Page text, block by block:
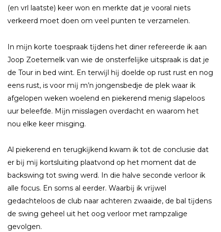
(en vrl laatste) keer won en merkte dat je vooral niets
verkeerd moet doen om veel punten te verzamelen.
In mĳn korte toespraak tĳdens het diner refereerde ik aan
Joop Zoetemelk van wie de onsterfelĳke uitspraak is dat je
de Tour in bed wint. En terwĳl hĳ doelde op rust rust en nog
eens rust, is voor mĳ m’n jongensbedje de plek waar ik
afgelopen weken woelend en piekerend menig slapeloos
uur beleefde. Mĳn misslagen overdacht en waarom het
nou elke keer misging.
Al piekerend en terugkĳkend kwam ik tot de conclusie dat
er bĳ mĳ kortsluiting plaatvond op het moment dat de
backswing tot swing werd. In die halve seconde verloor ik
alle focus. En soms al eerder. Waarbĳ ik vrĳwel
gedachteloos de club naar achteren zwaaide, de bal tĳdens
de swing geheel uit het oog verloor met rampzalige
gevolgen.